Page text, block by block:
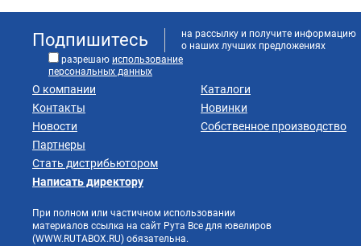
Подпишитесь
на рассылку и получите информацию
о наших лучших предложениях
разрешаю использование
персональных данных
О компании
Контакты
Новости
Партнеры
Стать дистрибьютором
Каталоги
Новинки
Собственное производство
Написать директору
При полном или частичном использовании
материалов ссылка на сайт Рута Все для ювелиров
(WWW.RUTABOX.RU) обязательна.